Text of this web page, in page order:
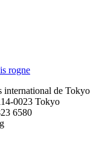
de Tokyo
0023 Tokyo
6580